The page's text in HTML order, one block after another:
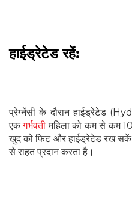
हाईड्रेटेड रहें:
प्रेग्नेंसी के दौरान हाईड्रेटेड
एकगर्भवती महिला को कम से कम
खुद को फिट और हाईड्रेटेड रख सकें।
से राहत प्रदान करता है।